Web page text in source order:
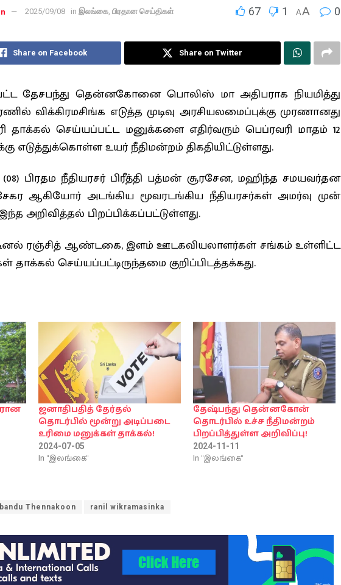
2025/09/08 in இலங்கை, பிரதான செய்திகள் 67 1 AA 0
Share on Facebook Share on Twitter
தேசபந்து தென்னகோனை பொலிஸ் மா அதிபராக நியமித்து
விக்கிரமசிங்க எடுத்த முடிவு அரசியலமைப்புக்கு முரணானது
தாக்கல் செய்யப்பட்ட மனுக்களை எதிர்வரும் பெப்ரவரி மாதம் 12
எடுத்துக்கொள்ள உயர் நீதிமன்றம் திகதியிட்டுள்ளது.
பிரதம நீதியரசர் பிரீத்தி பத்மன் சூரசேன, மஹிந்த சமயவர்தன
ஆகியோர் அடங்கிய மூவரடங்கிய நீதியரசர்கள் அமர்வு முன்
அறிவித்தல் பிறப்பிக்கப்பட்டுள்ளது.
ரஞ்சித் ஆண்டகை, இளம் ஊடகவியலாளர்கள் சங்கம் உள்ளிட்ட
தாக்கல் செய்யப்பட்டிருந்தமை குறிப்பிடத்தக்கது.
ஜனாதிபதித் தேர்தல்
தொடர்பில் மூன்று அடிப்படை
உரிமை மனுக்கள் தாக்கல்!
2024-07-05
In "இலங்கை"
தேஷ்பந்து தென்னகோன்
தொடர்பில் உச்ச நீதிமன்றம்
பிறப்பித்துள்ள அறிவிப்பு!
2024-11-11
In "இலங்கை"
Thennakoon ranil wikramasinka